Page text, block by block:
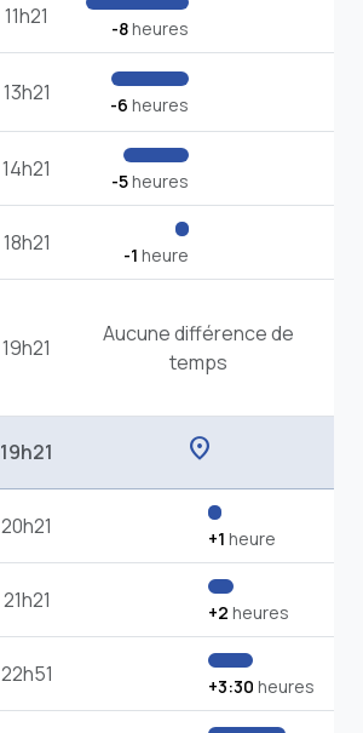
11h21 -8heures
13h21 -6 heures
14h21 -5heures
18h21 -1 heure
19h21
Aucune différence de
temps
19h21 location_on
20h21 +1 heure
21h21 +2 heures
22h51 +3:30 heures